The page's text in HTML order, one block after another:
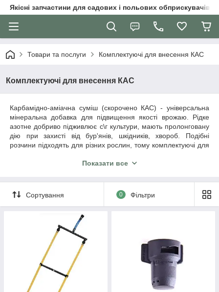
Якісні запчастини для садових і польових обприскувачів
Товари та послуги Комплектуючі для внесення КАС
Комплектуючі для внесення КАС
Карбамідно-аміачна суміш (скорочено КАС) - універсальна
мінеральна добавка для підвищення якості врожаю. Рідке
азотне добриво підживлює с\г культури, мають пролонговану
дію при захисті від бур'янів, шкідників, хвороб. Подібні
розчини підходять для різних рослин, тому комплектуючі для
Показати все
Сортування 0 Фільтри